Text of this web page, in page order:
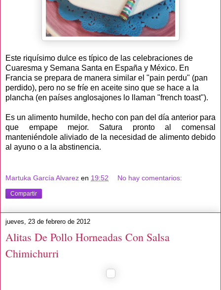
Este riquísimo dulce es típico de las celebraciones de
Cuaresma y Semana Santa en España y México. En
Francia se prepara de manera similar el "pain perdu" (pan
perdido), pero no se fríe en aceite sino que se hace a la
plancha (en países anglosajones lo llaman "french toast").
Es un alimento humilde, hecho con pan del día anterior para
que empape mejor. Satura pronto al comensal
manteniéndole aliviado de la necesidad de alimento debido
al ayuno o a la abstinencia.
Martuka García Alvarez en 19:52 No hay comentarios:
Compartir
jueves, 23 de febrero de 2012
Alitas De Pollo Horneadas Con Salsa
Chimichurri